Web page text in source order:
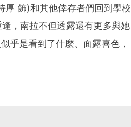
厚 飾)和其他倖存者們回到學校
，南拉不但透露還有更多與她
乎是看到了什麼、面露喜色，